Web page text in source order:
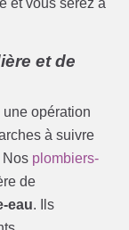
et vous serez à
et de
une opération
à suivre
Nos plombiers-
de
eau. Ils